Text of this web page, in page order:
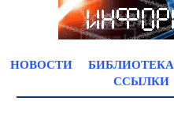
НОВОСТИ БИБЛИОТЕКА
ССЫЛКИ